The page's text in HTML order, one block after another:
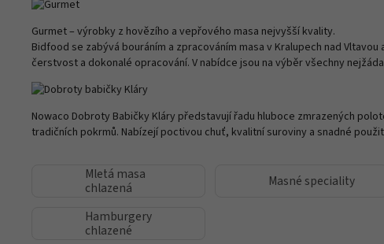
Gurmet – výrobky z hovězího a vepřového masa nejvyšší kvality.
Bidfood se zabývá bouráním a zpracováním masa v Kralupech nad
čerstvost a dokonalé opracování. V nabídce jsou na výběr všechny
Nowaco Dobroty Babičky Kláry představují řadu hluboce zmrazených
tradičních pokrmů. Nabízejí poctivou chuť, kvalitní suroviny a snadné
Mletá masa
chlazená
Masné speciality
Hamburgery
chlazené